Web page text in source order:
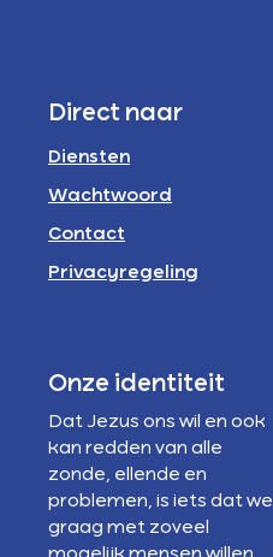
Direct naar
Diensten
Wachtwoord
Contact
Privacyregeling
Onze identiteit
Dat Jezus ons wil en ook
kan redden van alle
zonde, ellende en
problemen, is iets dat we
graag met zoveel